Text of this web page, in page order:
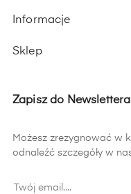
Informacje
Sklep
Zapisz do Newslettera
Możesz zrezygnować w
odnaleźć szczegóły w